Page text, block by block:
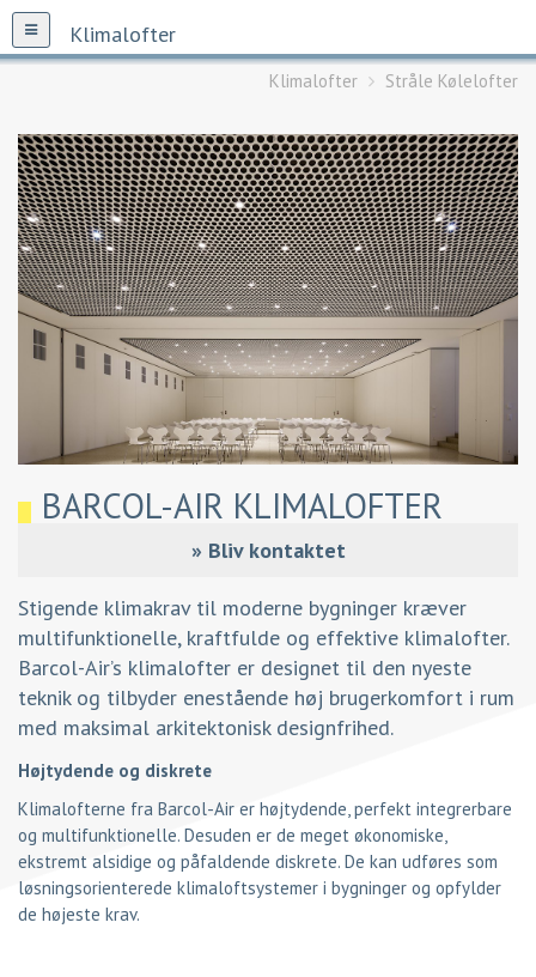
Klimalofter
Klimalofter Stråle Kølelofter
BARCOL-AIR KLIMALOFTER
» Bliv kontaktet
Stigende klimakrav til moderne bygninger kræver
multifunktionelle, kraftfulde og effektive klimalofter.
Barcol-Air’s klimalofter er designet til den nyeste
teknik og tilbyder enestående høj brugerkomfort i rum
med maksimal arkitektonisk designfrihed.
Højtydende og diskrete
Klimalofterne fra Barcol-Air er højtydende, perfekt integrerbare
og multifunktionelle. Desuden er de meget økonomiske,
ekstremt alsidige og påfaldende diskrete. De kan udføres som
løsningsorienterede klimaloftsystemer i bygninger og opfylder
de højeste krav.